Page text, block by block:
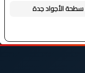
سطحة الأجواد جدة